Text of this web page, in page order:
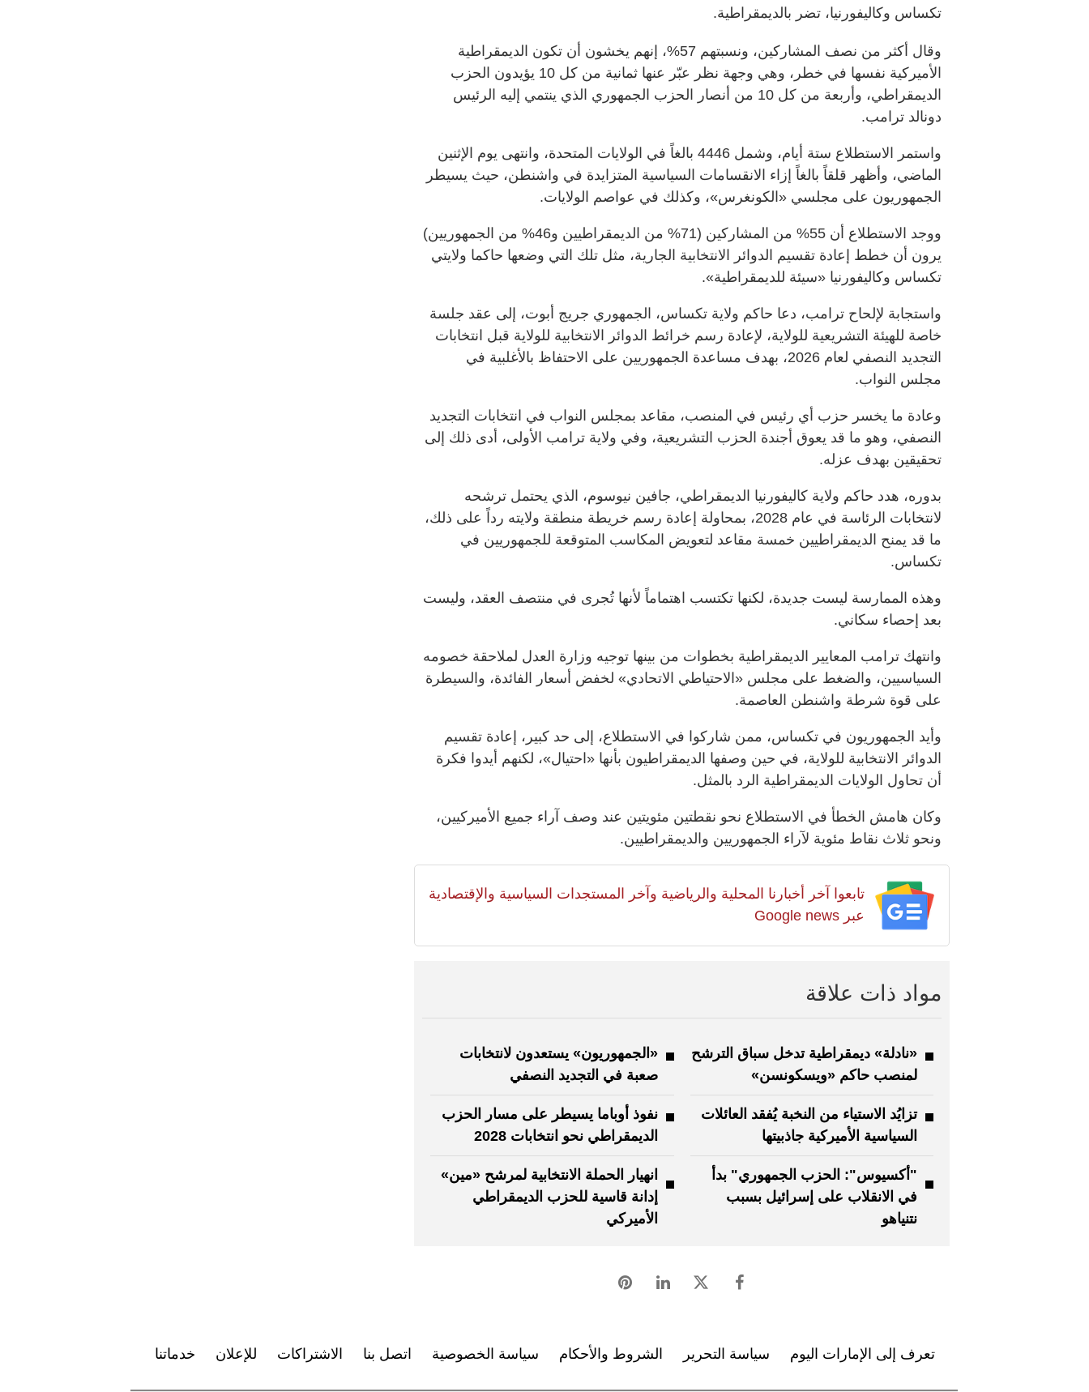
تكساس وكاليفورنيا، تضر بالديمقراطية.
وقال أكثر من نصف المشاركين، ونسبتهم 57%، إنهم يخشون أن تكون الديمقراطية
الأميركية نفسها في خطر، وهي وجهة نظر عبّر عنها ثمانية من كل 10 يؤيدون الحزب
الديمقراطي، وأربعة من كل 10 من أنصار الحزب الجمهوري الذي ينتمي إليه الرئيس
دونالد ترامب.
واستمر الاستطلاع ستة أيام، وشمل 4446 بالغاً في الولايات المتحدة، وانتهى يوم الإثنين
الماضي، وأظهر قلقاً بالغاً إزاء الانقسامات السياسية المتزايدة في واشنطن، حيث يسيطر
الجمهوريون على مجلسي «الكونغرس»، وكذلك في عواصم الولايات.
ووجد الاستطلاع أن 55% من المشاركين (71% من الديمقراطيين و46% من الجمهوريين)
يرون أن خطط إعادة تقسيم الدوائر الانتخابية الجارية، مثل تلك التي وضعها حاكما ولايتي
تكساس وكاليفورنيا «سيئة للديمقراطية».
واستجابة لإلحاح ترامب، دعا حاكم ولاية تكساس، الجمهوري جريج أبوت، إلى عقد جلسة
خاصة للهيئة التشريعية للولاية، لإعادة رسم خرائط الدوائر الانتخابية للولاية قبل انتخابات
التجديد النصفي لعام 2026، بهدف مساعدة الجمهوريين على الاحتفاظ بالأغلبية في
مجلس النواب.
وعادة ما يخسر حزب أي رئيس في المنصب، مقاعد بمجلس النواب في انتخابات التجديد
النصفي، وهو ما قد يعوق أجندة الحزب التشريعية، وفي ولاية ترامب الأولى، أدى ذلك إلى
تحقيقين بهدف عزله.
بدوره، هدد حاكم ولاية كاليفورنيا الديمقراطي، جافين نيوسوم، الذي يحتمل ترشحه
لانتخابات الرئاسة في عام 2028، بمحاولة إعادة رسم خريطة منطقة ولايته رداً على ذلك،
ما قد يمنح الديمقراطيين خمسة مقاعد لتعويض المكاسب المتوقعة للجمهوريين في
تكساس.
وهذه الممارسة ليست جديدة، لكنها تكتسب اهتماماً لأنها تُجرى في منتصف العقد، وليست
بعد إحصاء سكاني.
وانتهك ترامب المعايير الديمقراطية بخطوات من بينها توجيه وزارة العدل لملاحقة خصومه
السياسيين، والضغط على مجلس «الاحتياطي الاتحادي» لخفض أسعار الفائدة، والسيطرة
على قوة شرطة واشنطن العاصمة.
وأيد الجمهوريون في تكساس، ممن شاركوا في الاستطلاع، إلى حد كبير، إعادة تقسيم
الدوائر الانتخابية للولاية، في حين وصفها الديمقراطيون بأنها «احتيال»، لكنهم أيدوا فكرة
أن تحاول الولايات الديمقراطية الرد بالمثل.
وكان هامش الخطأ في الاستطلاع نحو نقطتين مئويتين عند وصف آراء جميع الأميركيين،
ونحو ثلاث نقاط مئوية لآراء الجمهوريين والديمقراطيين.
تابعوا آخر أخبارنا المحلية والرياضية وآخر المستجدات السياسية والإقتصادية
عبر Google news
مواد ذات علاقة
«نادلة» ديمقراطية تدخل سباق الترشح
لمنصب حاكم «ويسكونسن»
«الجمهوريون» يستعدون لانتخابات
صعبة في التجديد النصفي
تزايُد الاستياء من النخبة يُفقد العائلات
السياسية الأميركية جاذبيتها
نفوذ أوباما يسيطر على مسار الحزب
الديمقراطي نحو انتخابات 2028
"أكسيوس": الحزب الجمهوري" بدأ
في الانقلاب على إسرائيل بسبب
نتنياهو
انهيار الحملة الانتخابية لمرشح «مين»
إدانة قاسية للحزب الديمقراطي
الأميركي
تعرف إلى الإمارات اليوم سياسة التحرير الشروط والأحكام سياسة الخصوصية اتصل بنا الاشتراكات للإعلان خدماتنا